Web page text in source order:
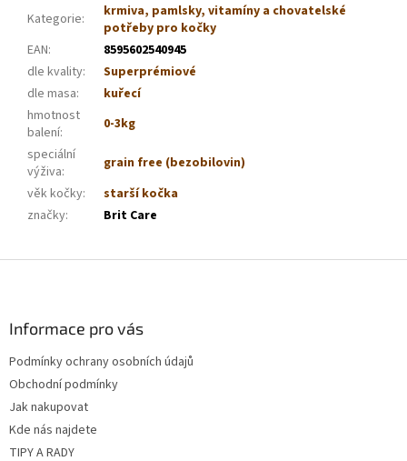
Kategorie:
krmiva, pamlsky, vitamíny a chovatelské
potřeby pro kočky
EAN:
8595602540945
dle kvality:
Superprémiové
dle masa:
kuřecí
hmotnost
balení:
0-3kg
speciální
výživa:
grain free (bezobilovin)
věk kočky:
starší kočka
značky: Brit Care
Informace pro vás
Podmínky ochrany osobních údajů
Obchodní podmínky
Jak nakupovat
Kde nás najdete
TIPY A RADY